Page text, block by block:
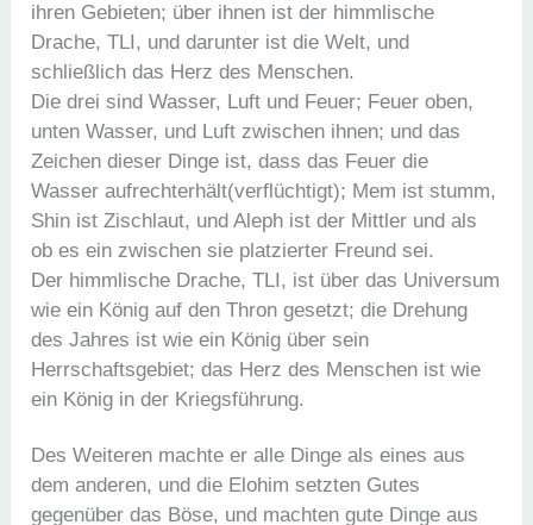
ihren Gebieten; über ihnen ist der himmlische
Drache, TLI, und darunter ist die Welt, und
schließlich das Herz des Menschen.
Die drei sind Wasser, Luft und Feuer; Feuer oben,
unten Wasser, und Luft zwischen ihnen; und das
Zeichen dieser Dinge ist, dass das Feuer die
Wasser aufrechterhält(verflüchtigt); Mem ist stumm,
Shin ist Zischlaut, und Aleph ist der Mittler und als
ob es ein zwischen sie platzierter Freund sei.
Der himmlische Drache, TLI, ist über das Universum
wie ein König auf den Thron gesetzt; die Drehung
des Jahres ist wie ein König über sein
Herrschaftsgebiet; das Herz des Menschen ist wie
ein König in der Kriegsführung.
Des Weiteren machte er alle Dinge als eines aus
dem anderen, und die Elohim setzten Gutes
gegenüber das Böse, und machten gute Dinge aus